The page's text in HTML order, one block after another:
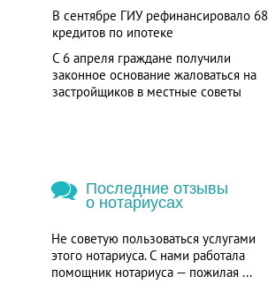
В сентябре ГИУ рефинансировало 68
кредитов по ипотеке
С 6 апреля граждане получили
законное основание жаловаться на
застройщиков в местные советы
Последние отзывы
о нотариусах
Не советую пользоваться услугами
этого нотариуса. С нами работала
помощник нотариуса — пожилая ...